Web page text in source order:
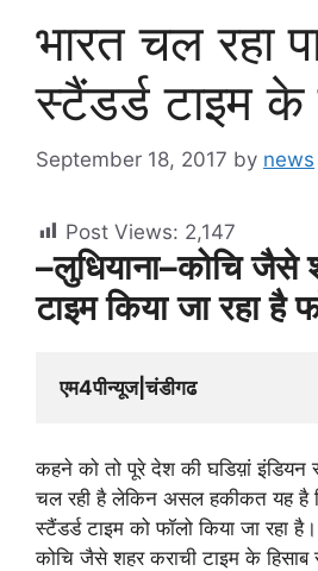
भारत चल रहा
स्टैंडर्ड टाइम के
September 18, 2017 by news
Post Views: 2,147
–लुधियाना–कोचि जैसे
टाइम किया जा रहा है
एम4पीन्यूज|चंडीगढ
कहने को तो पूरे देश की घडिय़ां इंडियन
चल रही है लेकिन असल हकीकत यह है
स्टैंडर्ड टाइम को फॉलो किया जा रहा
कोचि जैसे शहर कराची टाइम के